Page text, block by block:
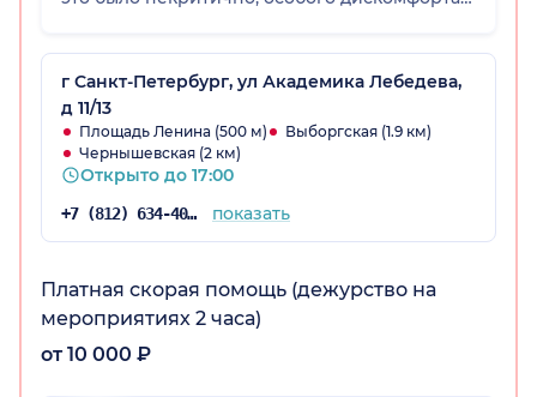
г Санкт-Петербург, ул Академика Лебедева,
д 11/13
Площадь Ленина (500 м)
Выборгская (1.9 км)
Чернышевская (2 км)
Открыто до 17:00
+7 (812) 634-40-58 показать
Платная скорая помощь (дежурство на
мероприятиях 2 часа)
от 10 000 ₽